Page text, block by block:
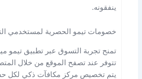
ينفقونه.
خصومات تيمو الحصرية لمستخدمي
تمنح تجربة التسوق عبر تطبيق تيمو
تتوفر عند تصفح الموقع من خلال
يتم تخصيص مركز مكافآت ذكي لكل